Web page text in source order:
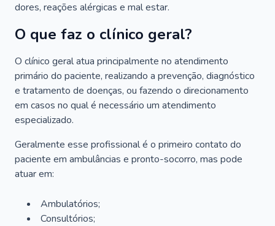
dores, reações alérgicas e mal estar.
O que faz o clínico geral?
O clínico geral atua principalmente no atendimento
primário do paciente, realizando a prevenção, diagnóstico
e tratamento de doenças, ou fazendo o direcionamento
em casos no qual é necessário um atendimento
especializado.
Geralmente esse profissional é o primeiro contato do
paciente em ambulâncias e pronto-socorro, mas pode
atuar em:
Ambulatórios;
Consultórios;